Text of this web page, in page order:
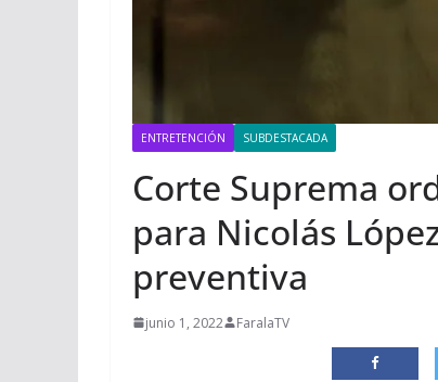
ENTRETENCIÓN SUBDESTACADA
Corte Suprema
para Nicolás
preventiva
junio 1, 2022 FaralaTV